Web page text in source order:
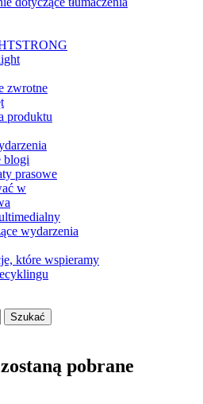
zwrotne
produktu
blogi
prasowe
w
wydarzenia
które wspieramy
pobrane